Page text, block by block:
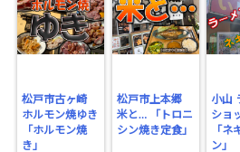
cache.php
on line2897
松戸市古ヶ崎
ホルモン焼ゆき
「ホルモン焼
き」
松戸市上本郷
米と… 「トロニ
シン焼き定食」
小山
ショ
「ネ
ン」